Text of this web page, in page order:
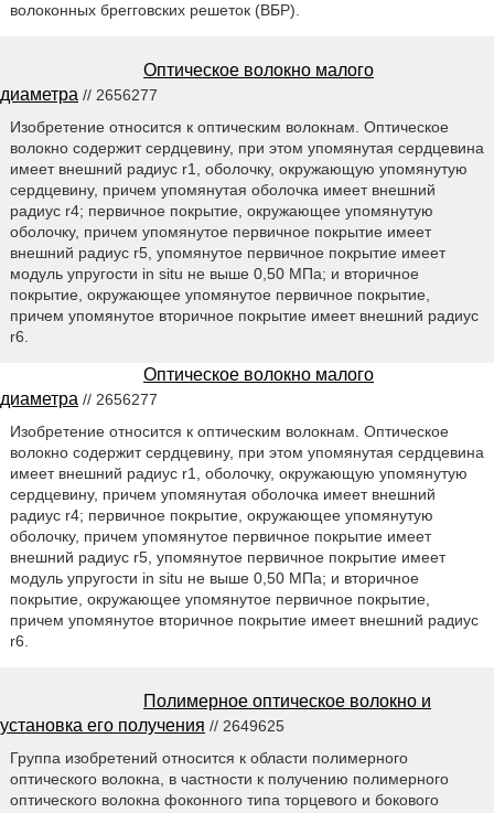
волоконных брегговских решеток (ВБР).
Оптическое волокно малого
диаметра // 2656277
Изобретение относится к оптическим волокнам. Оптическое
волокно содержит сердцевину, при этом упомянутая сердцевина
имеет внешний радиус r1, оболочку, окружающую упомянутую
сердцевину, причем упомянутая оболочка имеет внешний
радиус r4; первичное покрытие, окружающее упомянутую
оболочку, причем упомянутое первичное покрытие имеет
внешний радиус r5, упомянутое первичное покрытие имеет
модуль упругости in situ не выше 0,50 МПа; и вторичное
покрытие, окружающее упомянутое первичное покрытие,
причем упомянутое вторичное покрытие имеет внешний радиус
r6.
Оптическое волокно малого
диаметра // 2656277
Изобретение относится к оптическим волокнам. Оптическое
волокно содержит сердцевину, при этом упомянутая сердцевина
имеет внешний радиус r1, оболочку, окружающую упомянутую
сердцевину, причем упомянутая оболочка имеет внешний
радиус r4; первичное покрытие, окружающее упомянутую
оболочку, причем упомянутое первичное покрытие имеет
внешний радиус r5, упомянутое первичное покрытие имеет
модуль упругости in situ не выше 0,50 МПа; и вторичное
покрытие, окружающее упомянутое первичное покрытие,
причем упомянутое вторичное покрытие имеет внешний радиус
r6.
Полимерное оптическое волокно и
установка его получения // 2649625
Группа изобретений относится к области полимерного
оптического волокна, в частности к получению полимерного
оптического волокна фоконного типа торцевого и бокового